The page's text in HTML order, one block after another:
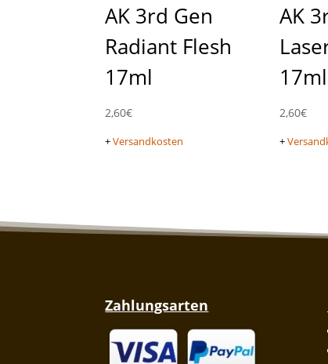
AK 3rd Gen
Radiant Flesh
17ml
2,60€
+Versandkosten
AK
17ml
2,60€
+
Zahlungsarten